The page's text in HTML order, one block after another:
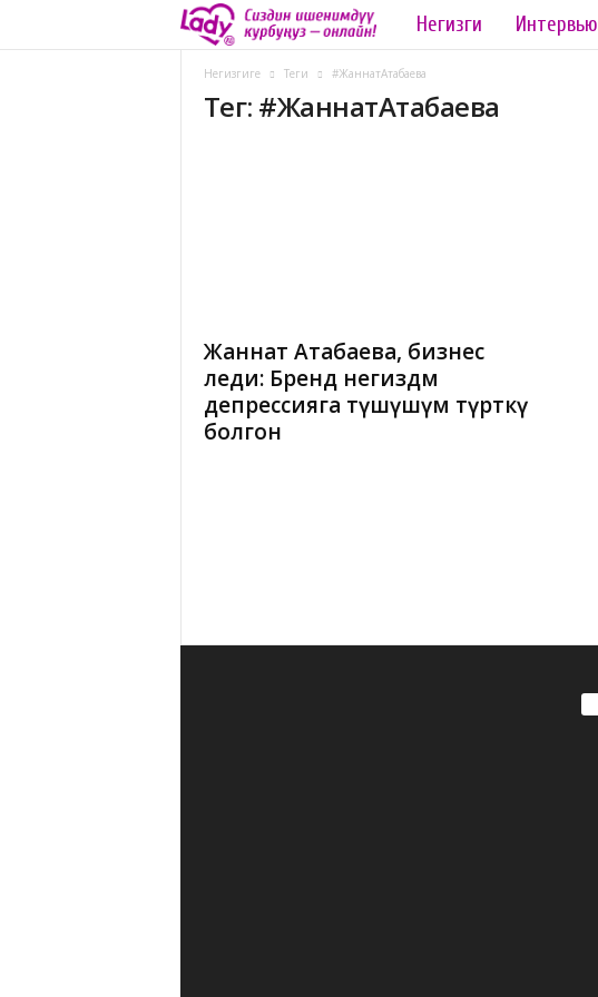
a
d
Негизги Интервью
Негизгиге Теги #ЖаннатАтабаева
Тег: #ЖаннатАтабаева
Жаннат Атабаева, бизнес
леди: Бренд негиздѳѳмѳ
депрессияга түшүшүм түрткү
болгон